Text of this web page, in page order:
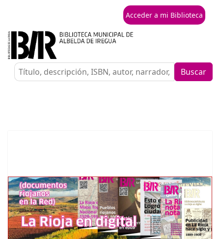
Acceder a mi Biblioteca
Buscar